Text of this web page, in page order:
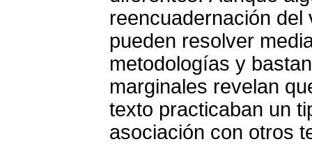
reencuadernación
pueden resolver
metodologías y
marginales revelan
texto practicaban un
asociación con otros